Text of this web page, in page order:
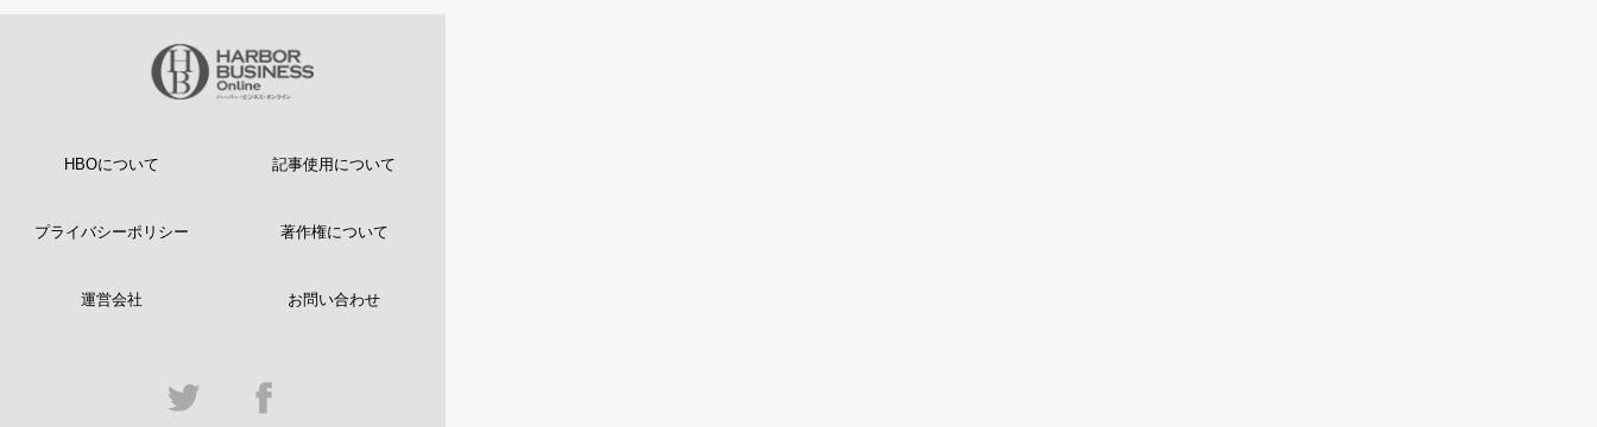
HBOについて 記事使用について
プライバシーポリシー 著作権について
運営会社 お問い合わせ